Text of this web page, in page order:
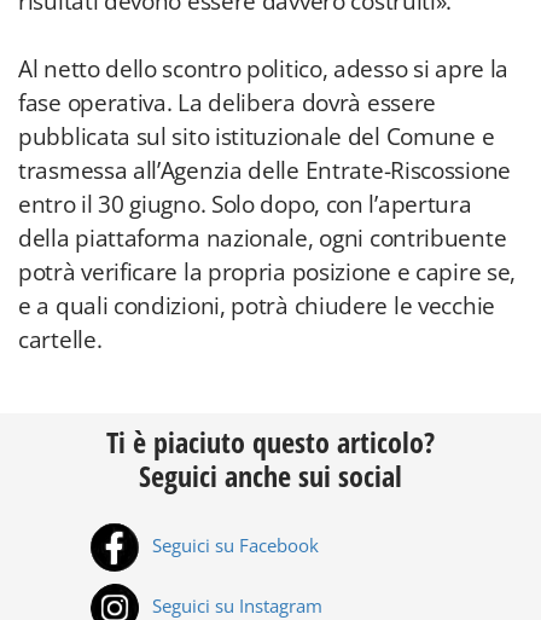
Al netto dello scontro politico, adesso si apre la
fase operativa. La delibera dovrà essere
pubblicata sul sito istituzionale del Comune e
trasmessa all’Agenzia delle Entrate-Riscossione
entro il 30 giugno. Solo dopo, con l’apertura
della piattaforma nazionale, ogni contribuente
potrà verificare la propria posizione e capire se,
e a quali condizioni, potrà chiudere le vecchie
cartelle.
Ti è piaciuto questo articolo?
Seguici anche sui social
Seguici su Facebook
Seguici su Instagram